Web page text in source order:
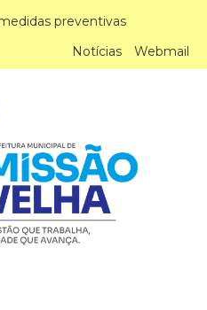
preventivas
Notícias
Webmail